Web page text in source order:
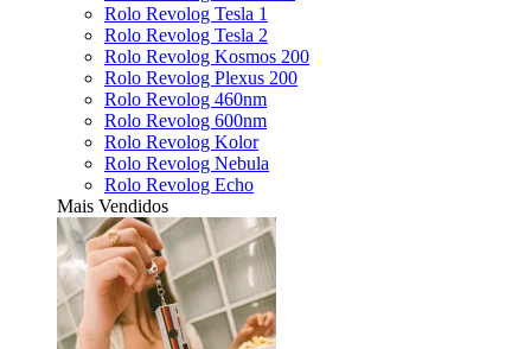
Rolo Revolog Tesla 1
Rolo Revolog Tesla 2
Rolo Revolog Kosmos 200
Rolo Revolog Plexus 200
Rolo Revolog 460nm
Rolo Revolog 600nm
Rolo Revolog Kolor
Rolo Revolog Nebula
Rolo Revolog Echo
Mais Vendidos